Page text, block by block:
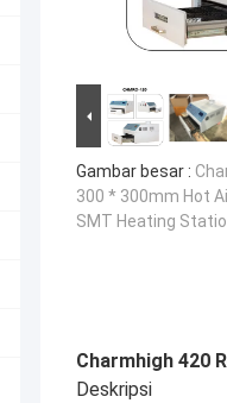
Gambar besar :
300 * 300mm Hot
SMT Heating
Charmhigh 420
Deskripsi